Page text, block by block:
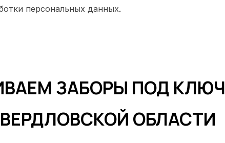
персональных данных.
ЗАБОРЫ ПОД КЛЮЧ
ОБЛАСТИ